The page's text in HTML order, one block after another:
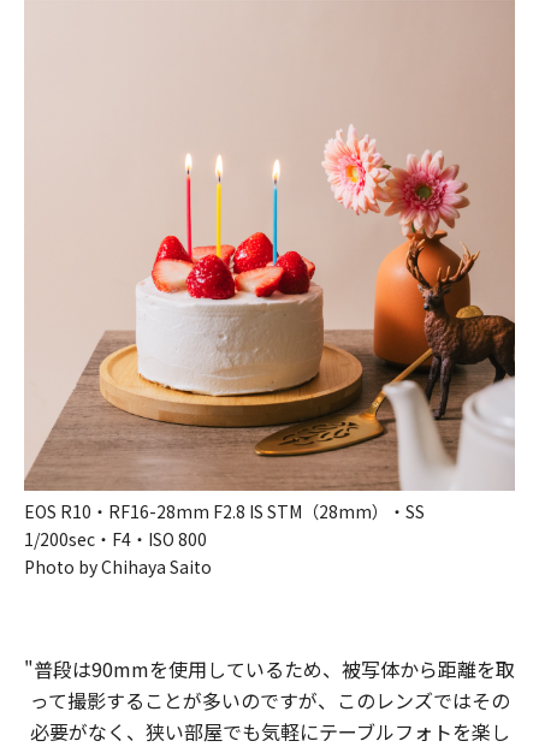
EOS R10・RF16-28mm F2.8 IS STM（28mm）・SS
1/200sec・F4・ISO 800
Photo by Chihaya Saito
"普段は​90mmを​使用している​ため、​被写体から​距離を​取
って​撮影する​ことが​多いのですが、​この​レンズでは​その​
必要が​なく、​狭い​部屋でも​気軽に​テーブルフォトを​楽し